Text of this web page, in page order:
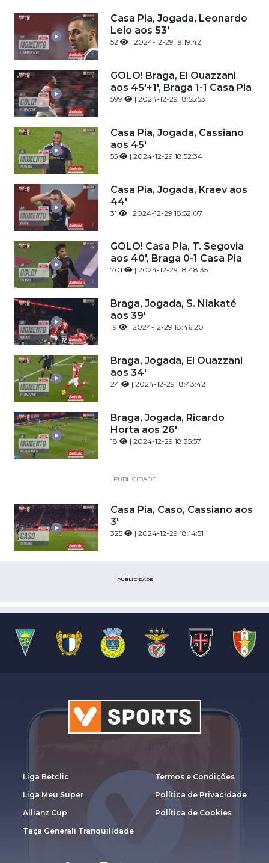
Casa Pia, Jogada, Leonardo
Lelo aos 53'
52 | 2024-12-29 19:19:42
GOLO! Braga, El Ouazzani
aos 45'+1', Braga 1-1 Casa Pia
599 | 2024-12-29 18:55:53
Casa Pia, Jogada, Cassiano
aos 45'
55 | 2024-12-29 18:52:34
Casa Pia, Jogada, Kraev aos
44'
31 | 2024-12-29 18:52:07
GOLO! Casa Pia, T. Segovia
aos 40', Braga 0-1 Casa Pia
701 | 2024-12-29 18:48:35
Braga, Jogada, S. Niakaté
aos 39'
19 | 2024-12-29 18:46:20
Braga, Jogada, El Ouazzani
aos 34'
24 | 2024-12-29 18:43:42
Braga, Jogada, Ricardo
Horta aos 26'
18 | 2024-12-29 18:35:57
PUBLICIDADE
Casa Pia, Caso, Cassiano aos
3'
325 | 2024-12-29 18:14:51
PUBLICIDADE
Liga Betclic
Liga Meu Super
Allianz Cup
Taça Generali Tranquilidade
Termos e Condições
Política de Privacidade
Política de Cookies